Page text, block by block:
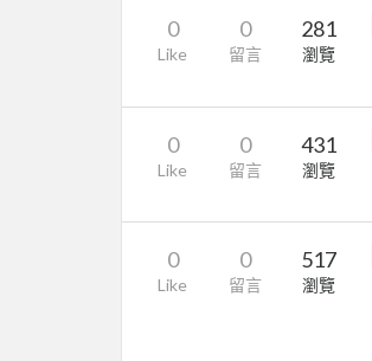
0
Like
0
留言
281
瀏覽
0
Like
0
留言
431
瀏覽
0
Like
0
留言
517
瀏覽